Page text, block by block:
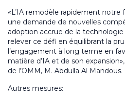
«L’IA remodèle rapidement notre
une demande de nouvelles
adoption accrue de la technologie
relever ce défi en équilibrant la
l’engagement à long terme en
matière d’IA et de son
de l’OMM, M. Abdulla Al Mandous.
Autres mesures: